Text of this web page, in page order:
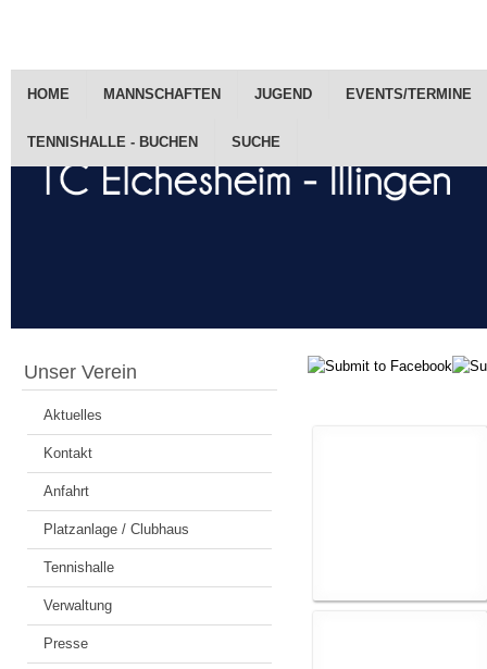
HOME MANNSCHAFTEN JUGEND EVENTS/TERMINE
TENNISHALLE - BUCHEN SUCHE
Unser Verein
Aktuelles
Kontakt
Anfahrt
Platzanlage / Clubhaus
Tennishalle
Verwaltung
Presse